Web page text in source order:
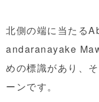
北側の端に当たる
andaranayake
めの標識があり、
ーンです。